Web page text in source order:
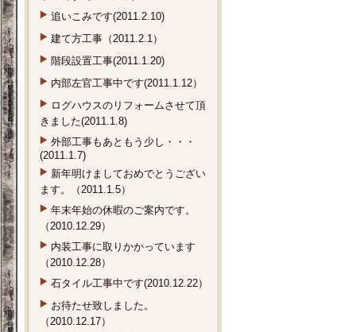
追いこみです(2011.2.10)
建て方工事（2011.2.1）
階段設置工事(2011.1.20)
内部左官工事中です(2011.1.12）
ログハウスのリフォームさせて頂
きました(2011.1.8)
外部工事もあともう少し・・・
(2011.1.7)
新年明けましておめでとうござい
ます。（2011.1.5）
年末年始の休暇のご案内です。
（2010.12.29）
内装工事に取りかかっています
（2010.12.28）
石タイル工事中です(2010.12.22）
お待たせ致しました。
（2010.12.17）